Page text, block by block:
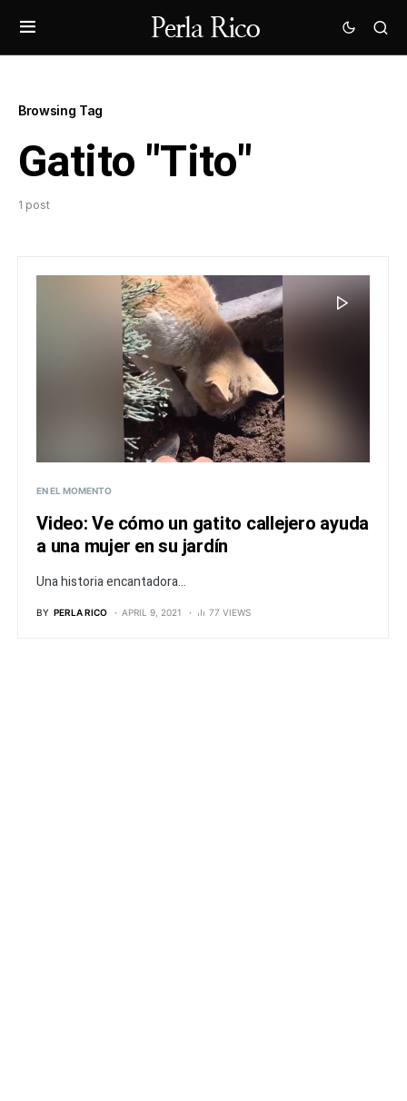
Browsing Tag
Gatito "Tito"
1 post
EN EL MOMENTO
Video: Ve cómo un gatito callejero ayuda
a una mujer en su jardín
Una historia encantadora...
BY PERLA RICO APRIL 9, 2021 77 VIEWS